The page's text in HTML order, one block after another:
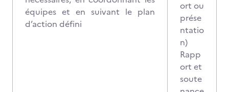
équipes et en suivant le plan
d’action défini
ort ou
prése
ntatio
n)
Rapp
ort et
soute